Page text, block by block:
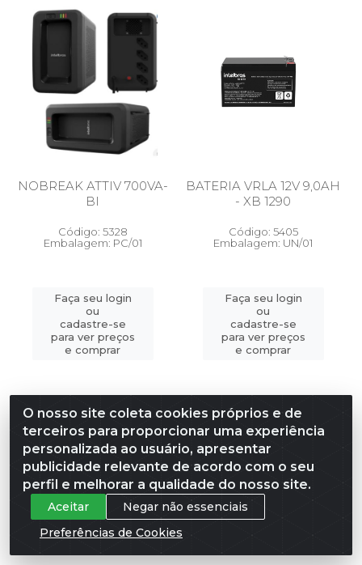
NOBREAK ATTIV 700VA-
BI
Código: 5328
Embalagem: PC/01
Faça seu login
ou
cadastre-se
para ver preços
e comprar
BATERIA VRLA 12V 9,0AH
- XB 1290
Código: 5405
Embalagem: UN/01
Faça seu login
ou
cadastre-se
para ver preços
e comprar
O nosso site coleta cookies próprios e de
terceiros para proporcionar uma experiência
personalizada ao usuário, apresentar
publicidade relevante de acordo com o seu
perfil e melhorar a qualidade do nosso site.
Aceitar
Negar não essenciais
Preferências de Cookies